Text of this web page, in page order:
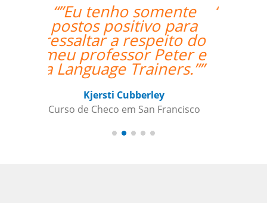
“”I am very happy with
Jane, I love our
lessons.””
Roland Tschanz
Curso de em Belo Horizonte